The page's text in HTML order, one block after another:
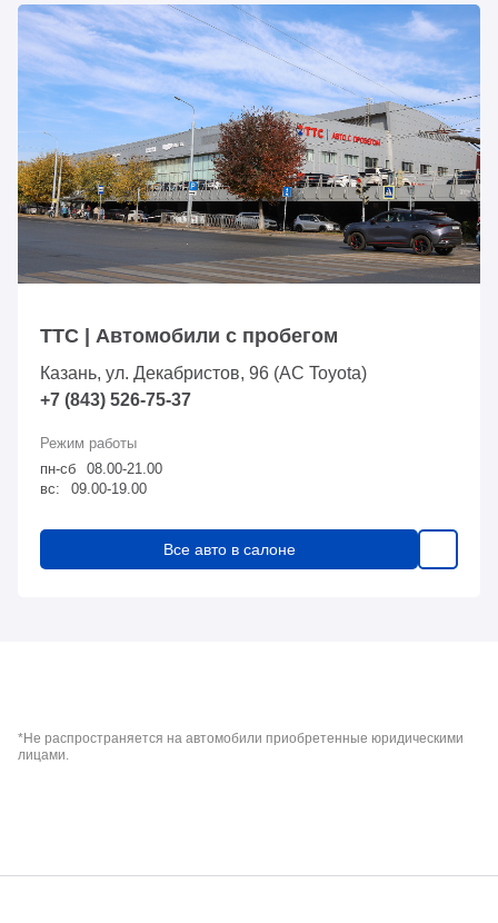
ТТС | Автомобили с пробегом
Казань, ул. Декабристов, 96 (АС Toyota)
+7 (843) 526-75-37
пн-сб
08.00-21.00
вс:
09.00-19.00
Все авто в салоне
*Не распространяется на автомобили приобретенные юридическими
лицами.